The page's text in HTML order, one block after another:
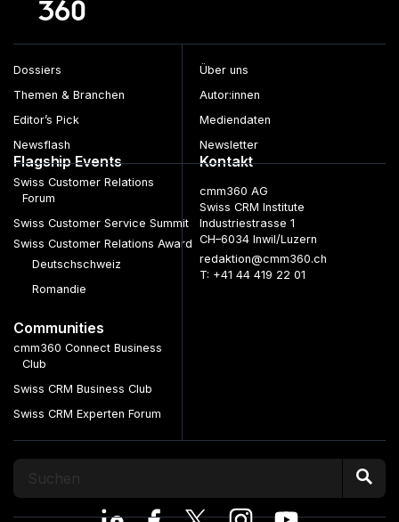
Dossiers
Themen & Branchen
Editor’s Pick
Newsflash
Über uns
Autor:innen
Mediendaten
Newsletter
Flagship Events
Swiss Customer Relations
Forum
Swiss Customer Service Summit
Swiss Customer Relations Award
Deutschschweiz
Romandie
Communities
cmm360 Connect Business
Club
Swiss CRM Business Club
Swiss CRM Experten Forum
Kontakt
cmm360 AG
Swiss CRM Institute
Industriestrasse 1
CH–6034 Inwil/Luzern
redaktion@cmm360.ch
T: +41 44 419 22 01